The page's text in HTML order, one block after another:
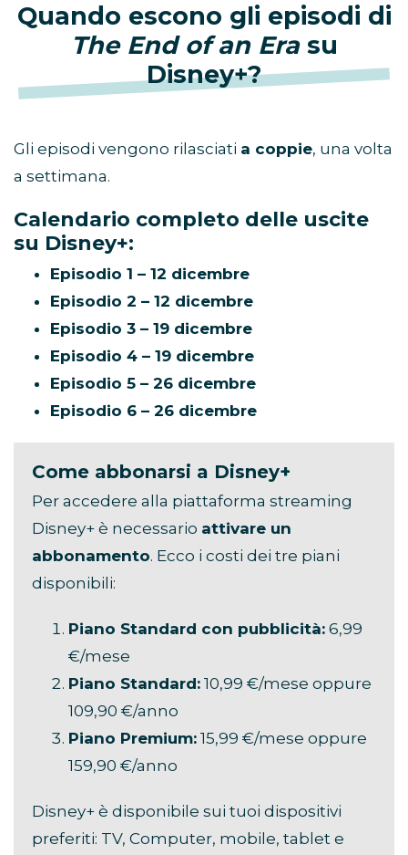
Quando escono gli episodi di
The End of an Erasu
Disney+?
Gli episodi vengono rilasciati a coppie, una volta
a settimana.
Calendario completo delle uscite
su Disney+:
Episodio 1 – 12 dicembre
Episodio 2 – 12 dicembre
Episodio 3 – 19 dicembre
Episodio 4 – 19 dicembre
Episodio 5 – 26 dicembre
Episodio 6 – 26 dicembre
Come abbonarsi a Disney+
Per accedere alla piattaforma streaming
Disney+ è necessario attivare un
abbonamento. Ecco i costi dei tre piani
disponibili:
Piano Standard con pubblicità: 6,99
€/mese
Piano Standard: 10,99 €/mese oppure
109,90 €/anno
Piano Premium: 15,99 €/mese oppure
159,90 €/anno
Disney+ è disponibile sui tuoi dispositivi
preferiti: TV, Computer, mobile, tablet e